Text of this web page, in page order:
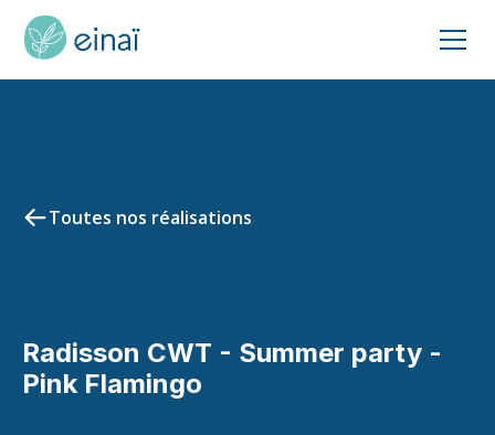
Toutes nos réalisations
Radisson CWT - Summer party -
Pink Flamingo